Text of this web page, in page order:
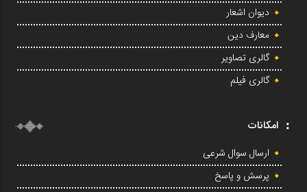
دیوان اشعار
معارف دین
گالری تصاویر
گالری فیلم
امکانات
ارسال سوال شرعی
پرسش و پاسخ